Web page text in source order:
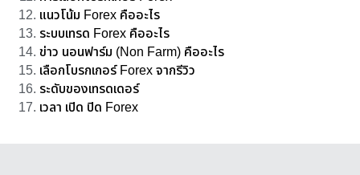
แนวโน้ม Forex คืออะไร
ระบบเทรด Forex คืออะไร
ข่าว นอนฟาร์ม (Non Farm) คืออะไร
เลือกโบรกเกอร์ Forex จากรีวิว
ระดับของเทรดเดอร์
เวลา เปิด ปิด Forex​